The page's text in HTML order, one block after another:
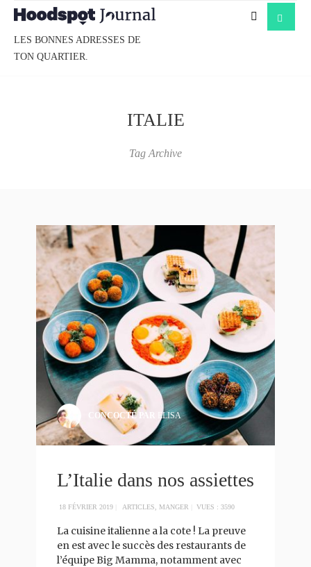
LES BONNES ADRESSES DE
TON QUARTIER.
ITALIE
Tag Archive
CONCOCTÉ PAR ELISA
L’Italie dans nos assiettes
18 FÉVRIER 2019 ARTICLES MANGER VUES : 3590
La cuisine italienne a la cote ! La preuve
en est avec le succès des restaurants de
l’équipe Big Mamma, notamment avec